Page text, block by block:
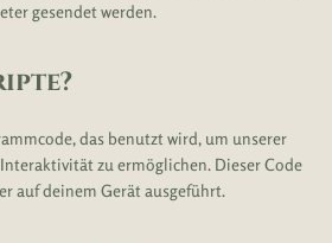
gesendet werden.
das benutzt wird, um unserer
zu ermöglichen. Dieser Code
auf deinem Gerät ausgeführt.